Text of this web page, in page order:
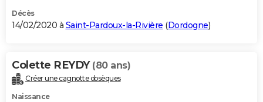
Décès
14/02/2020 à Saint-Pardoux-la-Rivière (Dordogne)
Colette REYDY (80 ans)
Créer une cagnotte obsèques
Naissance